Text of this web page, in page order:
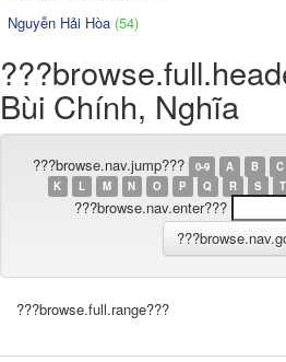
Nguyễn Hải Hòa (54)
Bùi Chính, Nghĩa
???browse.nav.jump??? 0-9 A B C
K
L M N O P Q R S T
???browse.nav.enter???
???browse.full.range???